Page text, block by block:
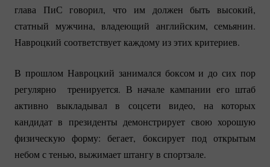
глава ПиС говорил, что им должен быть высокий,
статный мужчина, владеющий английским, семьянин.
Навроцкий соответствует каждому из этих критериев.
В прошлом Навроцкий занимался боксом и до сих пор
регулярно тренируется. В начале кампании его штаб
активно выкладывал в соцсети видео, на которых
кандидат в президенты демонстрирует свою хорошую
физическую форму: бегает, боксирует под открытым
небом с тенью, выжимает штангу в спортзале.